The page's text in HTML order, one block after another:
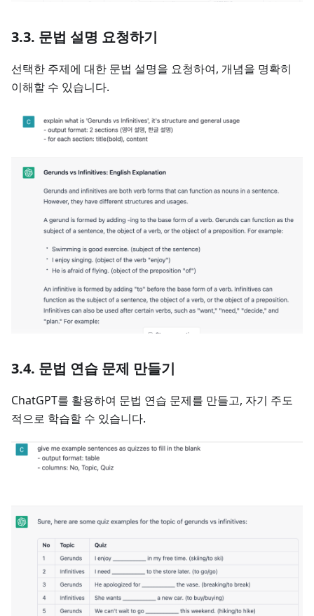
3.3. 문법 설명 요청하기
선택한 주제에 대한 문법 설명을 요청하여, 개념을 명확히
이해할 수 있습니다.
3.4. 문법 연습 문제 만들기
ChatGPT를 활용하여 문법 연습 문제를 만들고, 자기 주도
적으로 학습할 수 있습니다.